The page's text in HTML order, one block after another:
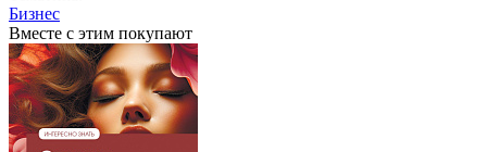
Бизнес
Вместе с этим покупают